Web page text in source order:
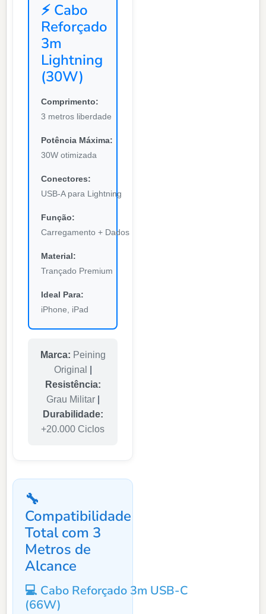
⚡ Cabo
Reforçado
3m
Lightning
(30W)
Comprimento:
3 metros liberdade
Potência Máxima:
30W otimizada
Conectores:
USB-A para Lightning
Função:
Carregamento + Dados
Material:
Trançado Premium
Ideal Para:
iPhone, iPad
Marca: Peining
Original
Resistência:
Grau Militar|
Durabilidade:
+20.000 Ciclos
🔧
Compatibilidade
Total com 3
Metros de
Alcance
💻 Cabo Reforçado 3m USB-C
(66W)